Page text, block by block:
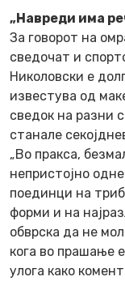
„Навреди има
За говорот на
сведочат и
Николовски е
известува од
сведок на разни
станале
„Во пракса,
непристојно
поединци на
форми и на
обврска да не
кога во прашање
улога како